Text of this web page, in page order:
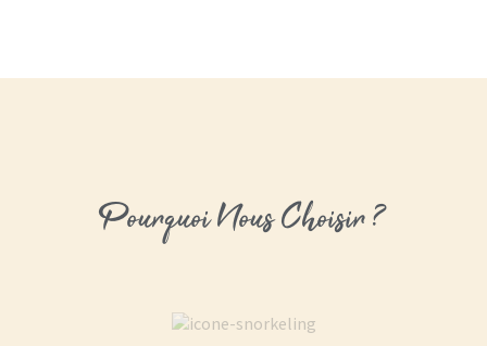
Pourquoi Nous Choisir ?